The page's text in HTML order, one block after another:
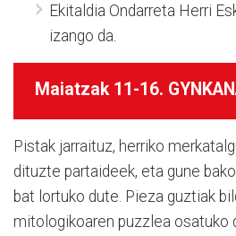
Ekitaldia Ondarreta Herri
izango da.
Maiatzak 11-16.
Pistak jarraituz, herriko
dituzte partaideek, eta gune
bat lortuko dute. Pieza guztiak
mitologikoaren puzzlea osatuko